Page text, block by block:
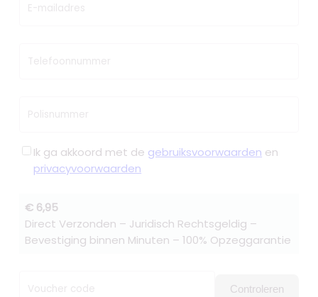
E-mailadres
Telefoonnummer
Polisnummer
Ik ga akkoord met de gebruiksvoorwaarden en
privacyvoorwaarden
€ 6,95
Direct Verzonden – Juridisch Rechtsgeldig –
Bevestiging binnen Minuten – 100% Opzeggarantie
Voucher code Controleren